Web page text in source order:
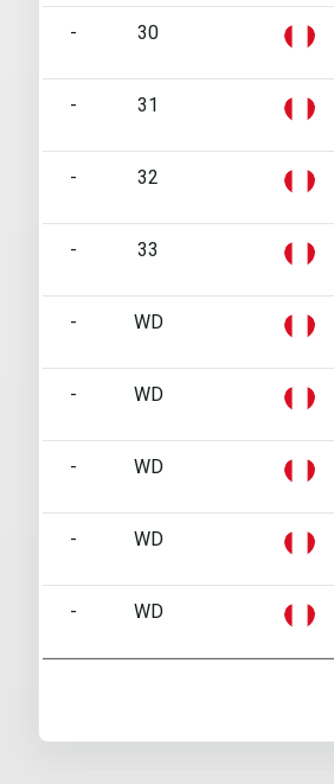
- 30
- 31
- 32
- 33
- WD
- WD
- WD
- WD
- WD